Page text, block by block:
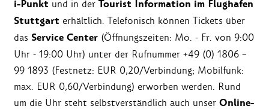
i-Punkt und in der Tourist Information im Flughafen
Stuttgart erhältlich. Telefonisch können Tickets über
das Service Center (Öffnungszeiten: Mo. - Fr. von 9:00
Uhr - 19:00 Uhr) unter der Rufnummer +49 (0) 1806 –
99 1893 (Festnetz: EUR 0,20/Verbindung; Mobilfunk:
max. EUR 0,60/Verbindung) erworben werden. Rund
um die Uhr steht selbstverständlich auch unser Online-